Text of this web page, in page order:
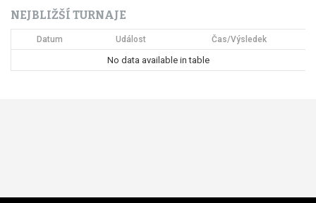
í
s
p
NEJBLIŽŠÍ TURNAJE
Datum Událost Čas/Výsledek
No data available in table